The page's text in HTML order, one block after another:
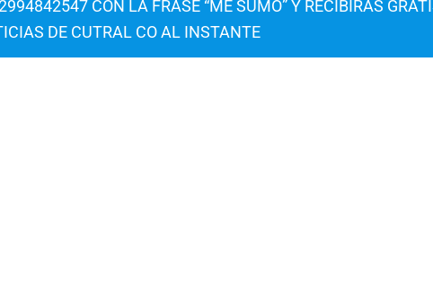
CON LA FRASE “ME SUMO” Y RECIBIRÁS
DE CUTRAL CO AL INSTANTE